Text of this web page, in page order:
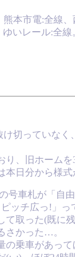
本市電:全線
いレール:全
切っていな
、旧ホーム
日分から様
号車札が「
ッチ広っ!」
取った(既
さかった…。
乗車があって